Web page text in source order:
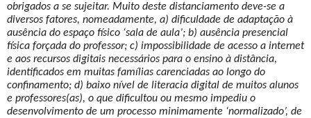
obrigados a se sujeitar. Muito deste distanciamento deve-se a
diversos fatores, nomeadamente, a) dificuldade de adaptação à
ausência do espaço físico ‘sala de aula’; b) ausência presencial
física forçada do professor; c) impossibilidade de acesso a internet
e aos recursos digitais necessários para o ensino à distância,
identificados em muitas famílias carenciadas ao longo do
confinamento; d) baixo nível de literacia digital de muitos alunos
e professores(as), o que dificultou ou mesmo impediu o
desenvolvimento de um processo minimamente ‘normalizado’, de